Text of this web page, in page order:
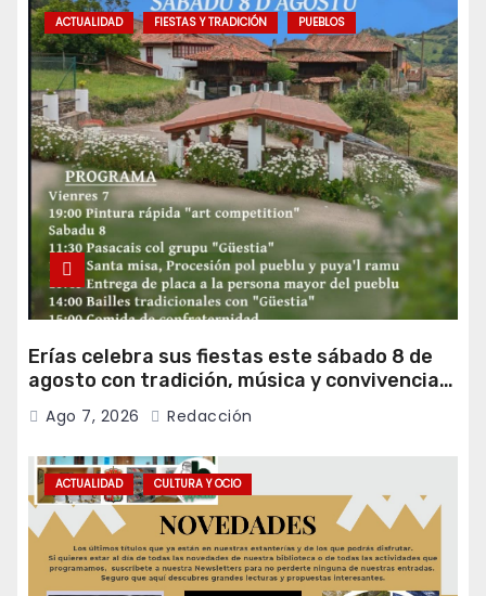
ACTUALIDAD FIESTAS Y TRADICIÓN PUEBLOS
Erías celebra sus fiestas este sábado 8 de
agosto con tradición, música y convivencia
vecinal
Ago 7, 2026 Redacción
ACTUALIDAD CULTURA Y OCIO